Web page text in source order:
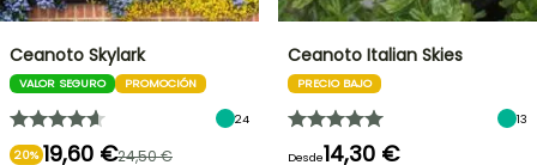
Ceanoto Skylark
VALOR SEGURO PROMOCIÓN
24
20% 19,60 €24,50 €
Ceanoto Italian Skies
PRECIO BAJO
13
Desde14,30 €